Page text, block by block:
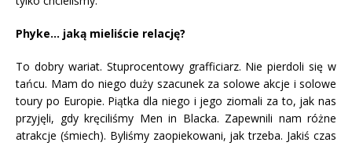
Phyke… jaką mieliście relację?
To dobry wariat. Stuprocentowy grafficiarz. Nie pierdoli się w
tańcu. Mam do niego duży szacunek za solowe akcje i solowe
toury po Europie. Piątka dla niego i jego ziomali za to, jak nas
przyjęli, gdy kręciliśmy Men in Blacka. Zapewnili nam różne
atrakcje (śmiech). Byliśmy zaopiekowani, jak trzeba. Jakiś czas